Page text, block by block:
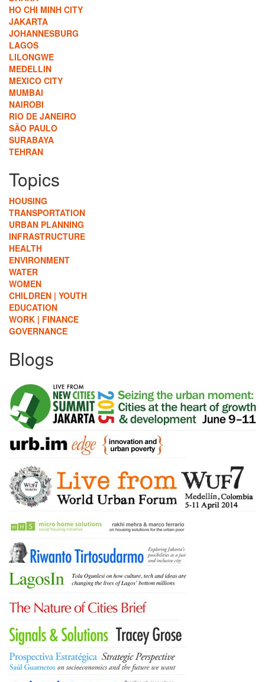
HO CHI MINH CITY
JAKARTA
JOHANNESBURG
LAGOS
LILONGWE
MEDELLIN
MEXICO CITY
MUMBAI
NAIROBI
RIO DE JANEIRO
SÃO PAULO
SURABAYA
TEHRAN
Topics
HOUSING
TRANSPORTATION
URBAN PLANNING
INFRASTRUCTURE
HEALTH
ENVIRONMENT
WATER
WOMEN
CHILDREN | YOUTH
EDUCATION
WORK | FINANCE
GOVERNANCE
Blogs